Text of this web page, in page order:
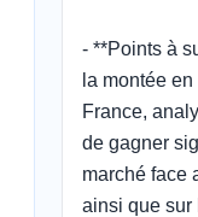
- **Points à
la montée
France,
de gagner
marché face
ainsi que sur